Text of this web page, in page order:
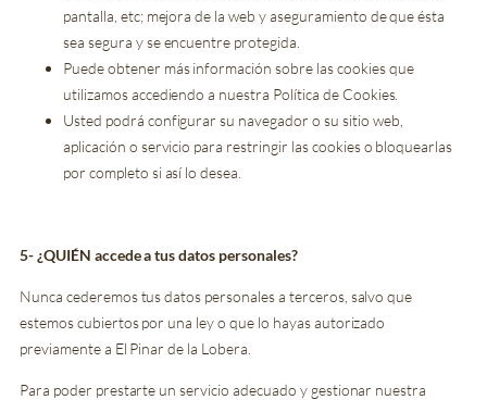
pantalla, etc; mejora de la web y aseguramiento de que ésta
sea segura y se encuentre protegida.
Puede obtener más información sobre las cookies que
utilizamos accediendo a nuestra Política de Cookies.
Usted podrá configurar su navegador o su sitio web,
aplicación o servicio para restringir las cookies o bloquearlas
por completo si así lo desea.
5- ¿QUIÉN accede a tus datos personales?
Nunca cederemos tus datos personales a terceros, salvo que
estemos cubiertos por una ley o que lo hayas autorizado
previamente a El Pinar de la Lobera.
Para poder prestarte un servicio adecuado y gestionar nuestra